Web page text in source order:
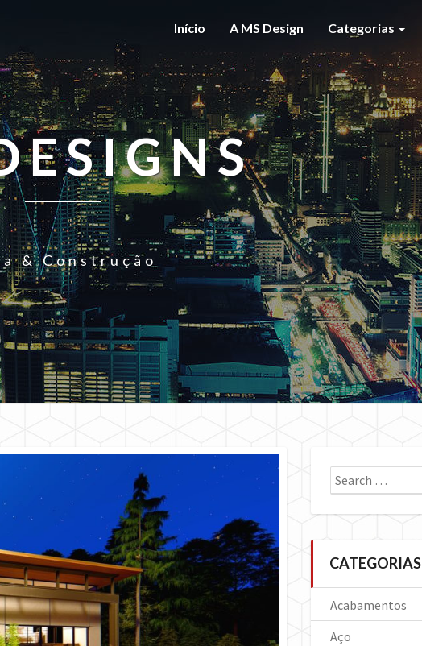
Início A MS Design Categorias
& Construção
Search
for:
CATEGORIAS
Acabamentos
Aço